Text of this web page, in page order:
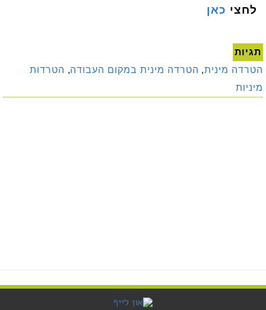
לחצי כאן
תגיות
הטרדה מינית, הטרדה מינית במקום העבודה, הטרדות
מיניות